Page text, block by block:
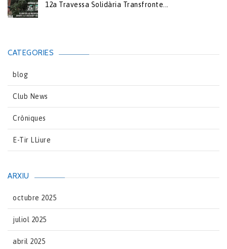
12a Travessa Solidària Transfronte...
CATEGORIES
blog
Club News
Cròniques
E-Tir LLiure
ARXIU
octubre 2025
juliol 2025
abril 2025